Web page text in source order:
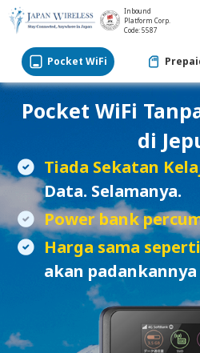
Inbound
Platform Corp.
Code: 5587
Pocket WiFi
Pocket WiFi
di
Tiada Sekatan
Data. Selamanya.
Power bank
Harga sama
akan padankannya